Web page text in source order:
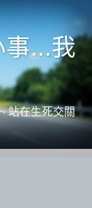
事...我
站在生死交關